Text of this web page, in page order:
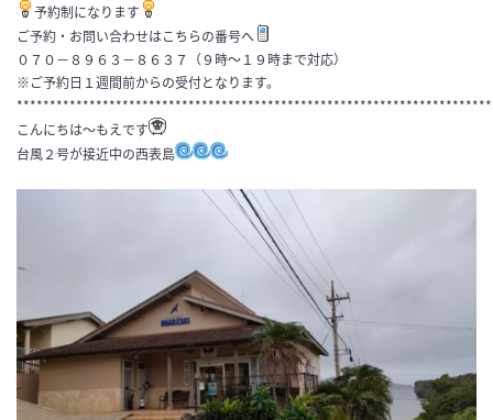
予約制になります
ご予約・お問い合わせはこちらの番号へ
０７０−８９６３−８６３７（９時～１９時まで対応）
※ご予約日１週間前からの受付となります。
こんにちは～もえです
台風２号が接近中の西表島